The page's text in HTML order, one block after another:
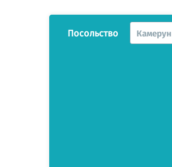
Посольство Камерун